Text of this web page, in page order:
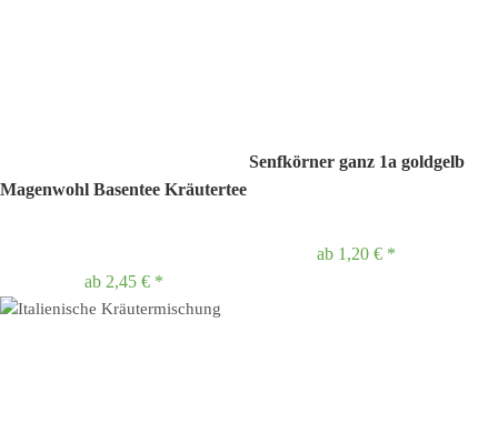
Magenwohl Basentee Kräutertee
ab 2,45 € *
Senfkörner ganz 1a goldgelb
ab 1,20 € *